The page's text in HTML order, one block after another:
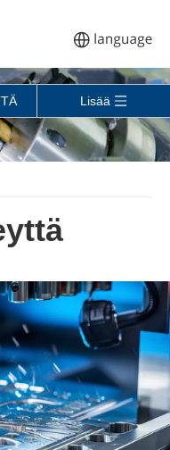
Lisää